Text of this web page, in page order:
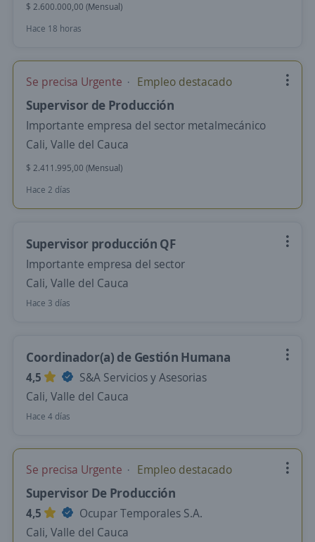
$ 2.600.000,00 (Mensual)
Hace 18 horas
Se precisa Urgente Empleo destacado
Supervisor de Producción
Importante empresa del sector metalmecánico
Cali, Valle del Cauca
$ 2.411.995,00 (Mensual)
Hace 2 días
Supervisor producción QF
Importante empresa del sector
Cali, Valle del Cauca
Hace 3 días
Coordinador(a) de Gestión Humana
4,5
S&A Servicios y Asesorias
Cali, Valle del Cauca
Hace 4 días
Se precisa Urgente Empleo destacado
Supervisor De Producción
4,5
Ocupar Temporales S.A.
Cali, Valle del Cauca